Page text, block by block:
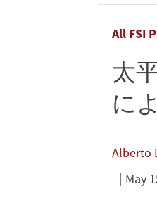
All FSI
太
に
Alberto
May